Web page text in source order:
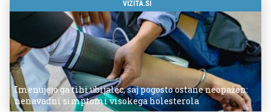
VIZITA.SI
Imenujejo ga tihi ubijalec, saj pogosto ostane neopažen:
nenavadni simptomi visokega holesterola